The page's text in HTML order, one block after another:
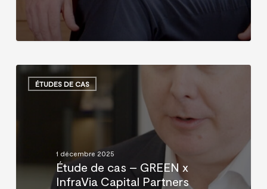
ÉTUDES DE CAS
Étude
GREEN
1 décembre 2025
Étude de cas – GREEN x
InfraVia Capital Partners